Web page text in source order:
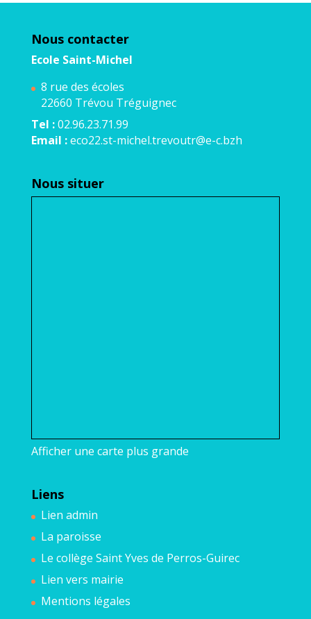
Nous contacter
Ecole Saint-Michel
8 rue des écoles
22660 Trévou Tréguignec
Tel :02.96.23.71.99
Email :eco22.st-michel.trevoutr@e-c.bzh
Nous situer
Afficher une carte plus grande
Liens
Lien admin
La paroisse
Le collège Saint Yves de Perros-Guirec
Lien vers mairie
Mentions légales